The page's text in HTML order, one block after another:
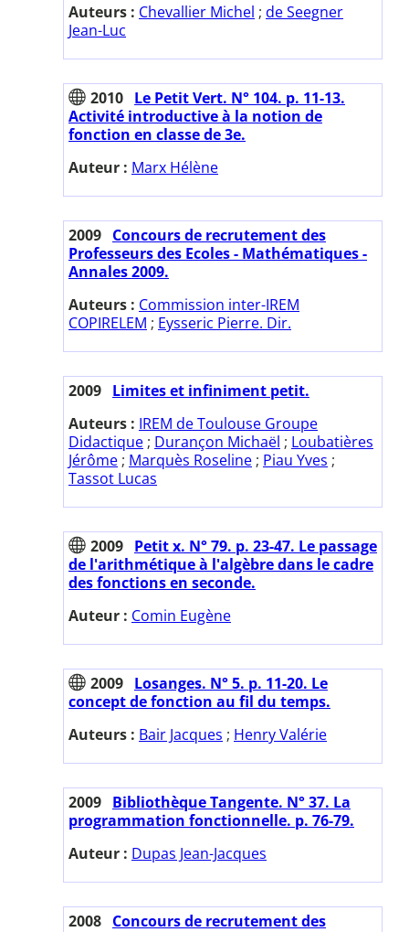
Auteurs : Chevallier Michel ; de Seegner
Jean-Luc
2010 Le Petit Vert. N° 104. p. 11-13.
Activité introductive à la notion de
fonction en classe de 3e.
Auteur : Marx Hélène
2009 Concours de recrutement des
Professeurs des Ecoles - Mathématiques -
Annales 2009.
Auteurs : Commission inter-IREM
COPIRELEM ; Eysseric Pierre. Dir.
2009 Limites et infiniment petit.
Auteurs : IREM de Toulouse Groupe
Didactique ; Durançon Michaël ; Loubatières
Jérôme ; Marquès Roseline ; Piau Yves ;
Tassot Lucas
2009 Petit x. N° 79. p. 23-47. Le passage
de l'arithmétique à l'algèbre dans le cadre
des fonctions en seconde.
Auteur : Comin Eugène
2009 Losanges. N° 5. p. 11-20. Le
concept de fonction au fil du temps.
Auteurs : Bair Jacques ; Henry Valérie
2009 Bibliothèque Tangente. N° 37. La
programmation fonctionnelle. p. 76-79.
Auteur : Dupas Jean-Jacques
2008 Concours de recrutement des